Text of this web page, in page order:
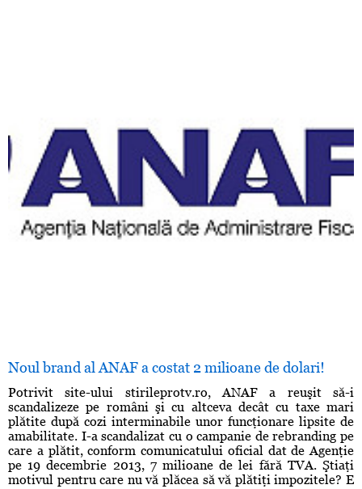
Noul brand al ANAF a costat 2 milioane de dolari!
Potrivit site-ului stirileprotv.ro, ANAF a reuşit să-i
scandalizeze pe români şi cu altceva decât cu taxe mari
plătite după cozi interminabile unor funcţionare lipsite de
amabilitate. I-a scandalizat cu o campanie de rebranding pe
care a plătit, conform comunicatului oficial dat de Agenţie
pe 19 decembrie 2013, 7 milioane de lei fără TVA. Ştiaţi
motivul pentru care nu vă plăcea să vă plătiţi impozitele? E